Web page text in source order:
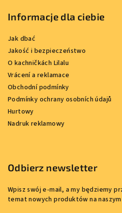
Informacje dla ciebie
Jak dbać
Jakość i bezpieczeństwo
O kachničkách Lilalu
Vrácení a reklamace
Obchodní podmínky
Podmínky ochrany osobních údajů
Hurtowy
Nadruk reklamowy
Odbierz newsletter
Wpisz swój e-mail, a my będziemy
temat nowych produktów na